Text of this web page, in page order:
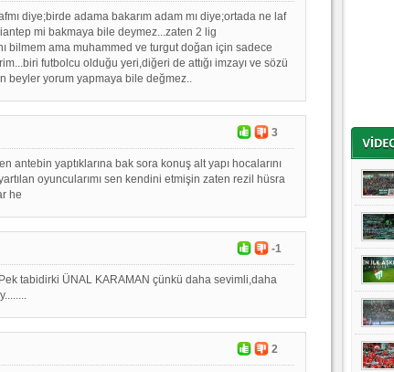
diye;birde adama bakarım adam mı diye;ortada ne laf
mi bakmaya bile deymez...zaten 2 lig
bilmem ama muhammed ve turgut doğan için sadece
futbolcu olduğu yeri,diğeri de attığı imzayı ve sözü
beyler yorum yapmaya bile değmez..
3
antebin yaptıklarına bak sora konuş alt yapı hocalarını
oyuncularımı sen kendini etmişin zaten rezil hüsra
he
-1
tabidirki ÜNAL KARAMAN çünkü daha sevimli,daha
2